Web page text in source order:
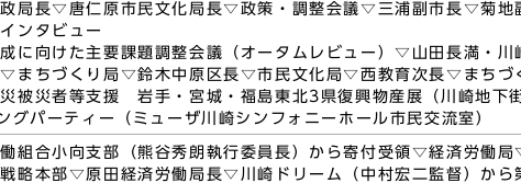
局長▽唐仁原市民文化局長▽政策・調整会議▽三浦副市長▽菊地
ンタビュー
に向けた主要課題調整会議（オータムレビュー）▽山田長満・川
まちづくり局▽鈴木中原区長▽市民文化局▽西教育次長▽まちづ
被災者等支援 岩手・宮城・福島東北3県復興物産展（川崎地下
パーティー（ミューザ川崎シンフォニーホール市民交流室）
組合小向支部（熊谷秀朗執行委員長）から寄付受領▽経済労働
略本部▽原田経済労働局長▽川崎ドリーム（中村宏二監督）から